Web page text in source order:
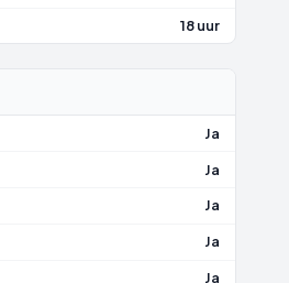
18 uur
Ja
Ja
Ja
Ja
Ja